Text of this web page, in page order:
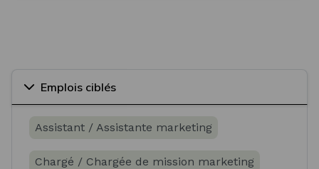
Emplois ciblés
Assistant / Assistante marketing
Chargé / Chargée de mission marketing